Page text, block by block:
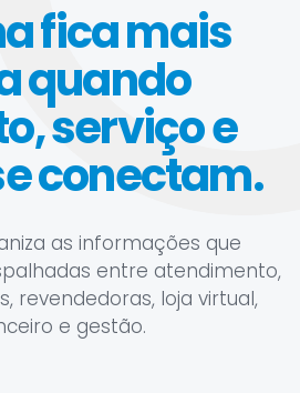
fica mais
quando
serviço e
conectam.
as informações que
entre atendimento,
revendedoras, loja virtual,
e gestão.